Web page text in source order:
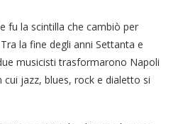
fu la scintilla che cambiò per
la fine degli anni Settanta e
musicisti trasformarono Napoli
jazz, blues, rock e dialetto si